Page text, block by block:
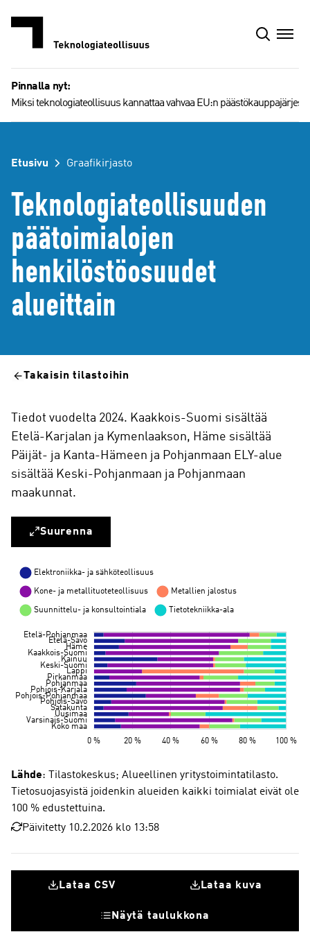
Pinnalla nyt:
Miksi teknologiateollisuus kannattaa vahvaa EU:n
Etusivu Graafikirjasto
Teknologiateollisuuden
päätoimialojen
henkilöstöosuudet
alueittain
Takaisin tilastoihin
Tiedot vuodelta 2024. Kaakkois-Suomi sisältää
Etelä-Karjalan ja Kymenlaakson, Häme sisältää
Päijät- ja Kanta-Hämeen ja Pohjanmaan ELY-alue
sisältää Keski-Pohjanmaan ja Pohjanmaan
maakunnat.
Suurenna
Lähde: Tilastokeskus; Alueellinen yritystoimintatilasto.
Tietosuojasyistä joidenkin alueiden kaikki toimialat eivät ole
100 % edustettuina.
Päivitetty 10.2.2026 klo 13:58
Lataa CSV Lataa kuva
Näytä taulukkona